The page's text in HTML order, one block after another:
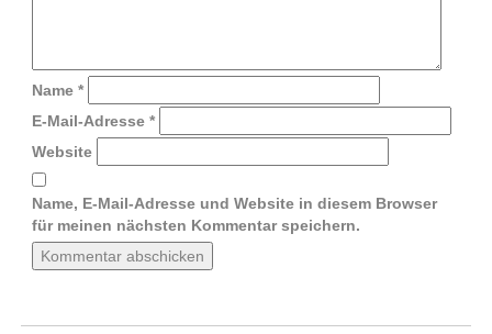
Name *
E-Mail-Adresse *
Website
Name, E-Mail-Adresse und Website in diesem Browser
für meinen nächsten Kommentar speichern.